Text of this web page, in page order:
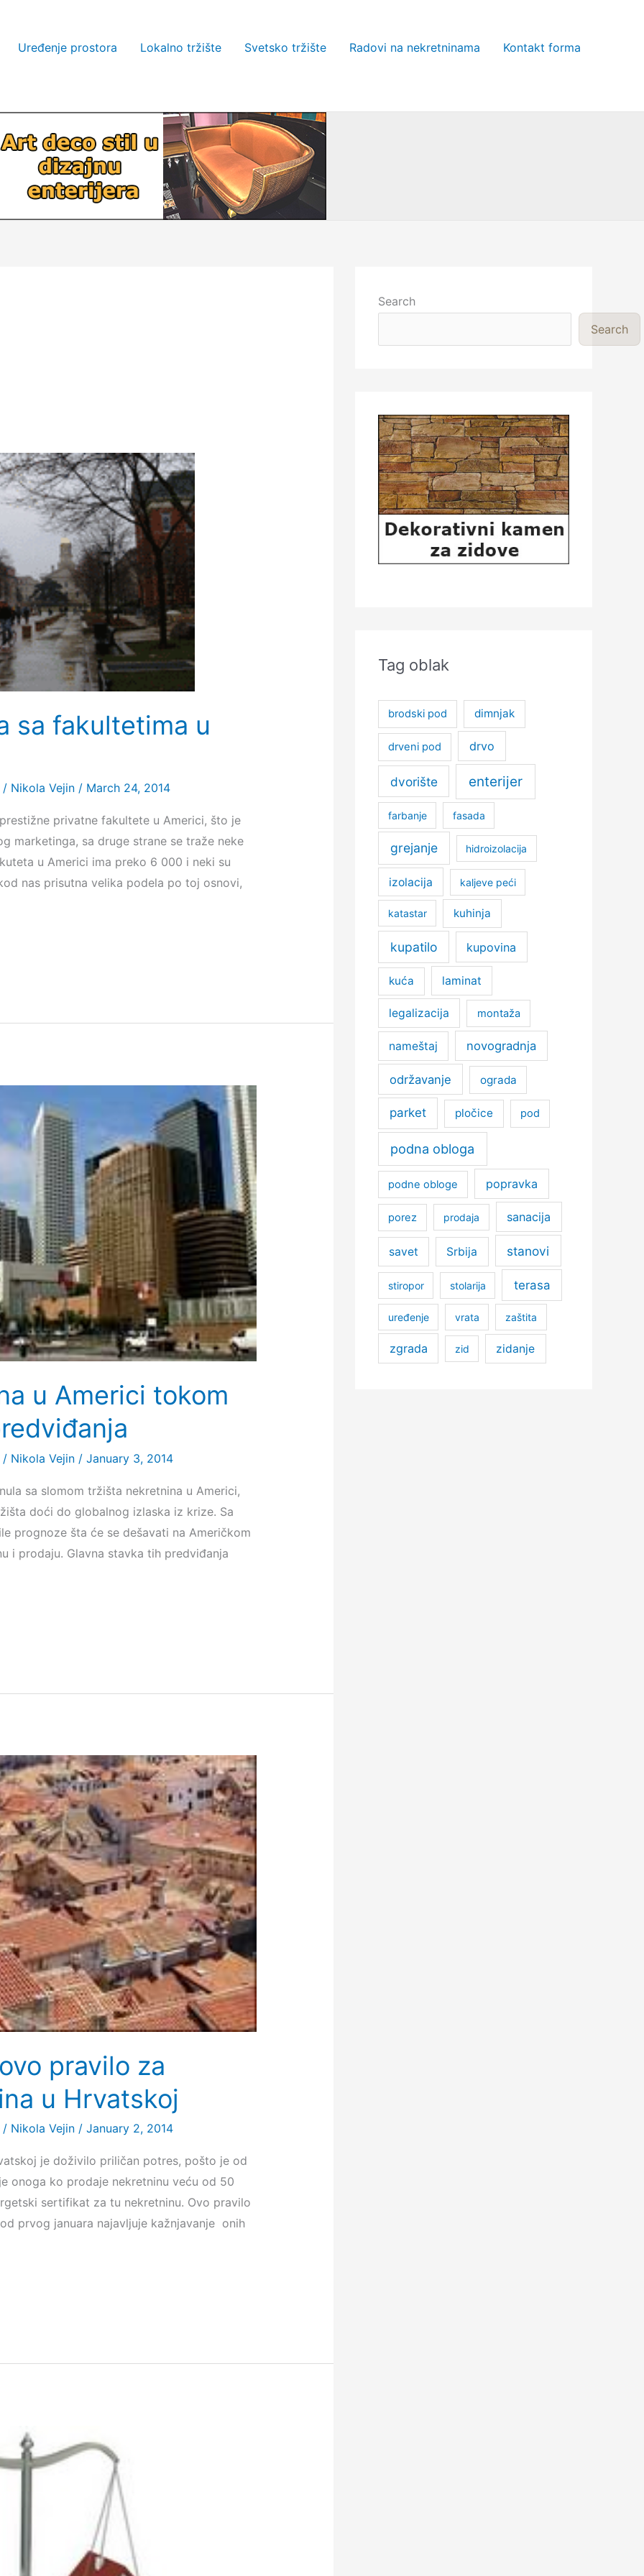
Uređenje prostora Lokalno tržište Svetsko tržište Radovi na nekretninama Kontakt forma
sa fakultetima u
Nikola Vejin / March 24, 2014
privatne fakultete u Americi, što je
marketinga, sa druge strane se traže neke
u Americi ima preko 6 000 i neki su
nas prisutna velika podela po toj osnovi,
u Americi tokom
Nikola Vejin / January 3, 2014
sa slomom tržišta nekretnina u Americi,
doći do globalnog izlaska iz krize. Sa
prognoze šta će se dešavati na Američkom
i prodaju. Glavna stavka tih predviđanja
pravilo za
u Hrvatskoj
Nikola Vejin / January 2, 2014
je doživilo priličan potres, pošto je od
onoga ko prodaje nekretninu veću od 50
sertifikat za tu nekretninu. Ovo pravilo
prvog januara najavljuje kažnjavanje onih
Search
Search
Tag oblak
brodski pod dimnjak
drveni pod drvo
dvorište enterijer
farbanje fasada
grejanje hidroizolacija
izolacija kaljeve peći
katastar kuhinja
kupatilo kupovina
kuća laminat
legalizacija montaža
nameštaj novogradnja
održavanje ograda
parket pločice pod
podna obloga
podne obloge popravka
porez prodaja sanacija
savet Srbija stanovi
stiropor stolarija terasa
uređenje vrata zaštita
zgrada zid zidanje